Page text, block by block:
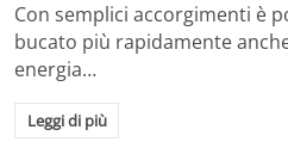
Con semplici accorgimenti è
bucato più rapidamente
energia…
Leggi di più